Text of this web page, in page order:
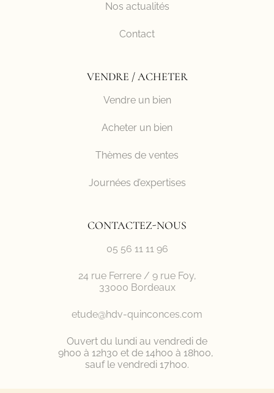
Nos actualités
Contact
VENDRE / ACHETER
Vendre un bien
Acheter un bien
Thèmes de ventes
Journées d’expertises
CONTACTEZ-NOUS
05 56 11 11 96
24 rue Ferrere / 9 rue Foy,
33000 Bordeaux
etude@hdv-quinconces.com
Ouvert du lundi au vendredi de
9h00 à 12h30 et de 14h00 à 18h00,
sauf le vendredi 17h00.